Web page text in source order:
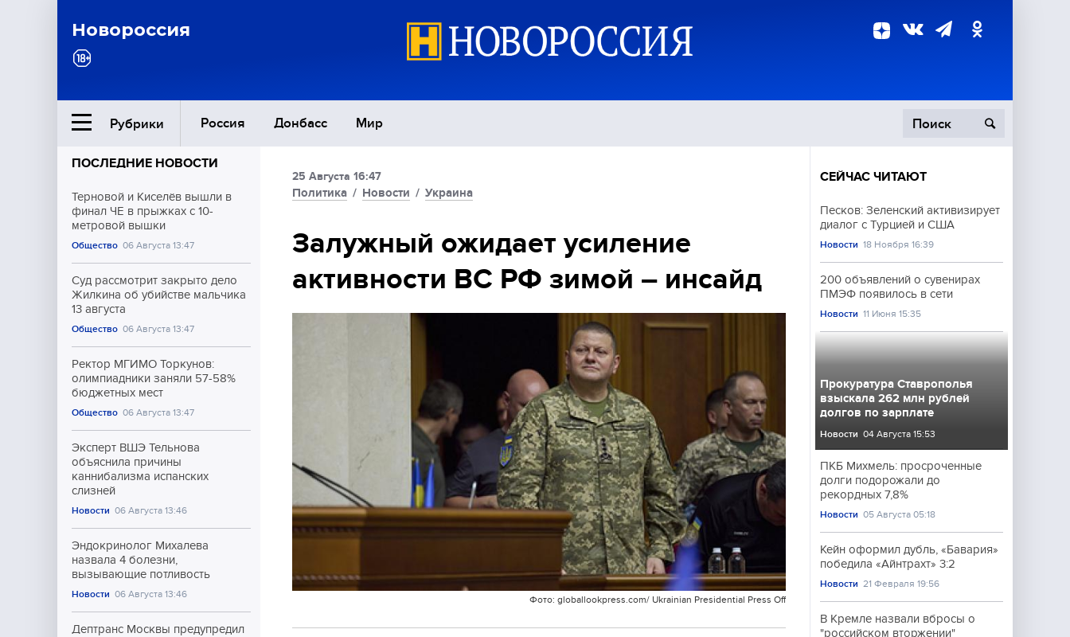
Новороссия
Рубрики Россия Донбасс Мир
Ближний Восток Политика
Общество
Экономика
Происшествия
Культура
Спорт
ПОСЛЕДНИЕ НОВОСТИ
Терновой и Киселёв вышли в
финал ЧЕ в прыжках с 10-
метровой вышки
Общество 06 Августа 13:47
Суд рассмотрит закрыто дело
Жилкина об убийстве мальчика
13 августа
Общество 06 Августа 13:47
Ректор МГИМО Торкунов:
олимпиадники заняли 57-58%
бюджетных мест
Общество 06 Августа 13:47
Эксперт ВШЭ Тельнова
объяснила причины
каннибализма испанских
слизней
Новости 06 Августа 13:46
Эндокринолог Михалева
назвала 4 болезни,
вызывающие потливость
Новости 06 Августа 13:46
Дептранс Москвы предупредил
25 Августа 16:47
Политика / Новости / Украина
Залужный ожидает усиление
активности ВС РФ зимой – инсайд
Фото: globallookpress.com/ Ukrainian Presidential Press Off
СЕЙЧАС ЧИТАЮТ
Песков: Зеленский активизирует
диалог с Турцией и США
Новости 18 Ноября 16:39
200 объявлений о сувенирах
ПМЭФ появилось в сети
Новости 11 Июня 15:35
Прокуратура Ставрополья
взыскала 262 млн рублей
долгов по зарплате
Новости 04 Августа 15:53
ПКБ Михмель: просроченные
долги подорожали до
рекордных 7,8%
Новости 05 Августа 05:18
Кейн оформил дубль, «Бавария»
победила «Айнтрахт» 3:2
Новости 21 Февраля 19:56
В Кремле назвали вбросы о
"российском вторжении"